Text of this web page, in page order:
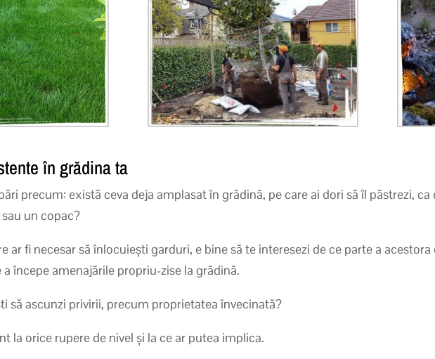
în grădina ta
precum: există ceva deja amplasat în grădină, pe care ai dori să îl păstrezi,
un copac?
ar fi necesar să înlocuiești garduri, e bine să te interesezi de ce parte a
începe amenajările propriu-zise la grădină.
să ascunzi privirii, precum proprietatea învecinată?
la orice rupere de nivel și la ce ar putea implica.